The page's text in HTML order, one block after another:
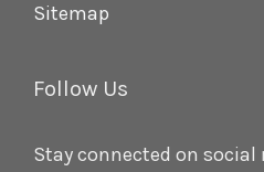
Sitemap
Follow Us
Stay connected on social